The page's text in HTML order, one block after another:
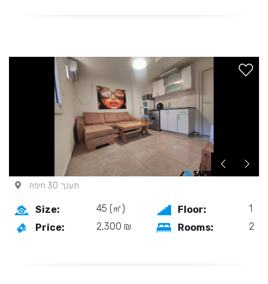
תענך 30 חיפה
Size: 45 (㎡) Floor:
1
Price:
2,300 ₪ Rooms: 2